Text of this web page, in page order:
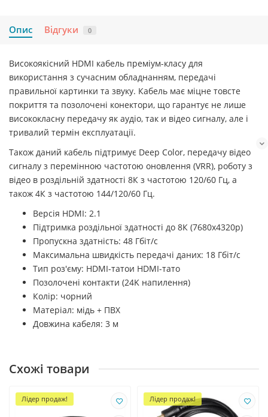
Опис Відгуки 0
Високоякісний HDMI кабель преміум-класу для
використання з сучасним обладнанням, передачі
правильної картинки та звуку. Кабель має міцне товсте
покриття та позолочені конектори, що гарантує не лише
висококласну передачу як аудіо, так и відео сигналу, але і
тривалий термін експлуатації.
Також даний кабель підтримує Deep Color, передачу відео
сигналу з перемінною частотою оновлення (VRR), роботу з
відео в роздільній здатності 8К з частотою 120/60 Гц, а
також 4К з частотою 144/120/60 Гц.
Версія HDMI: 2.1
Підтримка роздільної здатності до 8К (7680х4320р)
Пропускна здатність: 48 Гбіт/с
Максимальна швидкість передачі даних: 18 Гбіт/с
Тип роз'єму: HDMI-татои HDMI-тато
Позолочені контакти (24K напилення)
Колір: чорний
Матеріал: мідь + ПВХ
Довжина кабеля: 3 м
Схожі товари
Лідер продаж! Лідер продаж!